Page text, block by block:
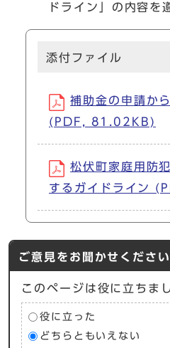
ドライン」の内容を
添付ファイル
補助金の申請か
(PDF, 81.02KB)
松伏町家庭用防
するガイドライン
ご意見をお聞かせください
このページは役に立ちま
役に立った
どちらともいえない